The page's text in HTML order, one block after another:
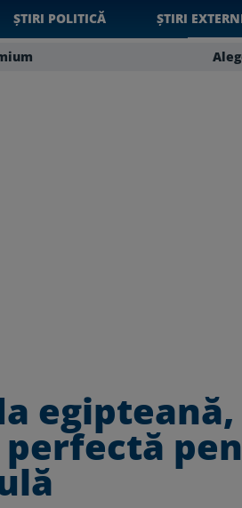
ȘTIRI POLITICĂ ȘTIRI
egipteană,
perfectă